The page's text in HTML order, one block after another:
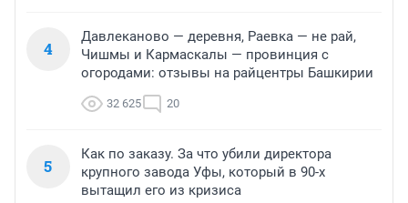
4
Давлеканово — деревня, Раевка — не рай,
Чишмы и Кармаскалы — провинция с
огородами: отзывы на райцентры Башкирии
32 625 20
5
Как по заказу. За что убили директора
крупного завода Уфы, который в 90-х
вытащил его из кризиса